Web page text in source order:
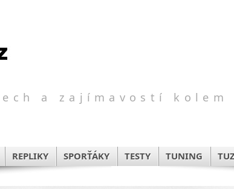
a zajímavostí kolem
REPLIKY SPORŤÁKY TESTY TUNING